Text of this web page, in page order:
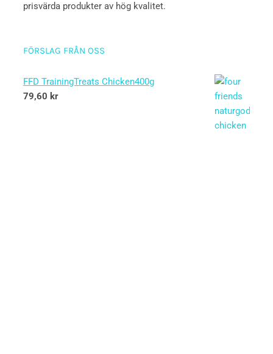
prisvärda produkter av hög kvalitet.
FÖRSLAG FRÅN OSS
FFD TrainingTreats Chicken400g
79,60 kr